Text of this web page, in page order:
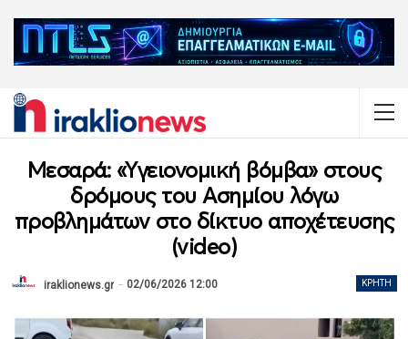
Μεσαρά: «Υγειονομική βόμβα» στους
δρόμους του Ασημίου λόγω
προβλημάτων στο δίκτυο αποχέτευσης
(video)
ΚΡΉΤΗ
iraklionews.gr 02/06/2026 12:00